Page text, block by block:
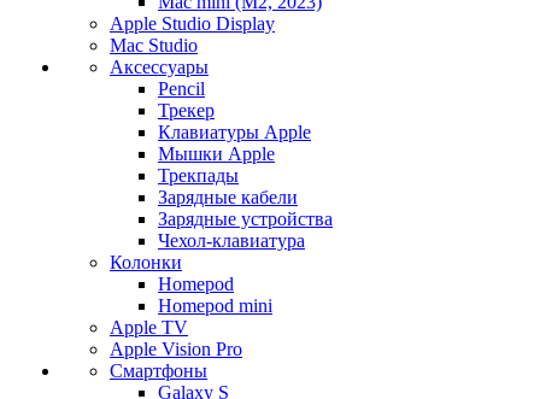
Apple Studio Display
Mac Studio
Аксессуары
Pencil
Трекер
Клавиатуры Apple
Мышки Apple
Трекпады
Зарядные кабели
Зарядные устройства
Чехол-клавиатура
Колонки
Homepod
Homepod mini
Apple TV
Apple Vision Pro
Смартфоны
Galaxy S